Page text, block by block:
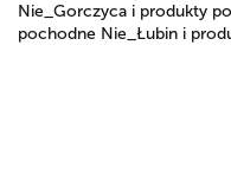
Nie_Gorczyca i produkty
pochodne Nie_Łubin i